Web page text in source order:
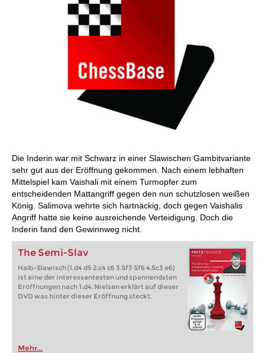
Die Inderin war mit Schwarz in einer Slawischen Gambitvariante
sehr gut aus der Eröffnung gekommen. Nach einem lebhaften
Mittelspiel kam Vaishali mit einem Turmopfer zum
entscheidenden Mattangriff gegen den nun schutzlosen weißen
König. Salimova wehrte sich hartnäckig, doch gegen Vaishalis
Angriff hatte sie keine ausreichende Verteidigung. Doch die
Inderin fand den Gewinnweg nicht.
The Semi-Slav
Halb-Slawisch (1.d4 d5 2.c4 c6 3.Sf3 Sf6 4.Sc3 e6)
ist eine der interessantesten und spannendsten
Eröffnungen nach 1.d4. Nielsen erklärt auf dieser
DVD was hinter dieser Eröffnung steckt.
Mehr...